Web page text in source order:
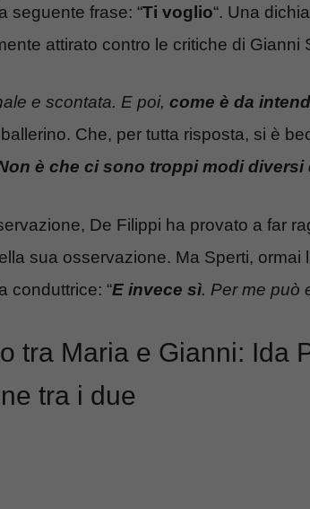
seguente frase: “Ti voglio“. Una
attirato contro le critiche di Gianni
e scontata. E poi, come è da
Che, per tutta risposta, si è
è che ci sono troppi modi diversi
De Filippi ha provato a far
sua osservazione. Ma Sperti, ormai
conduttrice: “E invece sì. Per me può
tra Maria e Gianni: Ida
tra i due